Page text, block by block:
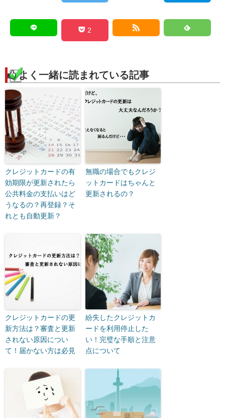
2
よく一緒に読まれている記事
クレジットカードの有
効期限が更新されたら
公共料金の支払いはど
うなるの？再登録？そ
れとも自動更新？
無職の場合でもクレジ
ットカードはちゃんと
更新されるの？
クレジットカードの更
新方法は？審査と更新
されない原因につい
て！届かない方は必見
紛失したクレジットカ
ードを利用停止した
い！完璧な手順と注意
点について